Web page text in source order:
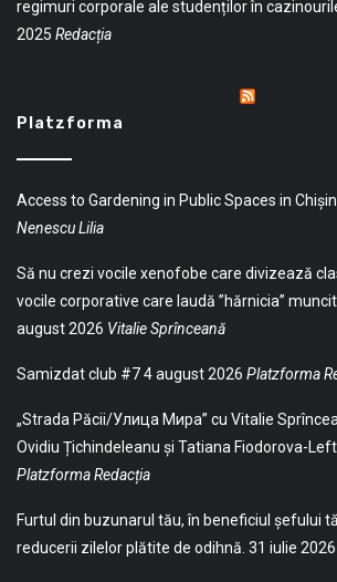
regimuri corporale ale studenților în
2025 Redacția
Platzforma
Access to Gardening in Public Spaces in
Nenescu Lilia
Să nu crezi vocile xenofobe care divizează
vocile corporative care laudă ”hărnicia”
august 2026 Vitalie Sprînceană
Samizdat club #74 august 2026 Platzforma
„Strada Păcii/Улица Мира” cu Vitalie
Ovidiu Țichindeleanu și Tatiana Fiodorova-
Platzforma Redacția
Furtul din buzunarul tău, în beneficiul șefului
reducerii zilelor plătite de odihnă. 31 iulie 2026